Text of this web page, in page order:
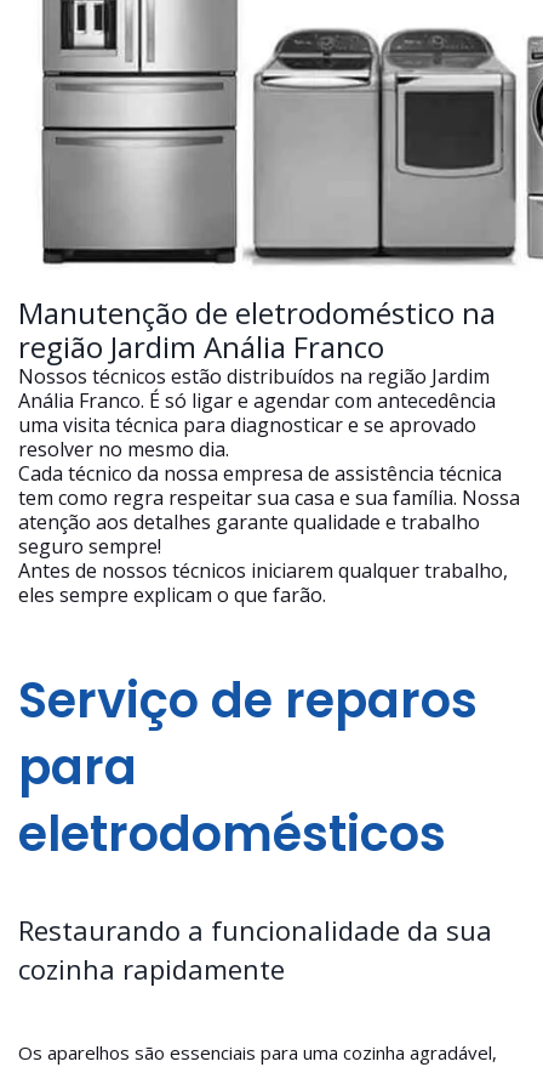
Manutenção de eletrodoméstico na
região Jardim Anália Franco
Nossos técnicos estão distribuídos na região Jardim
Anália Franco. É só ligar e agendar com antecedência
uma visita técnica para diagnosticar e se aprovado
resolver no mesmo dia.
Cada técnico da nossa empresa de assistência técnica
tem como regra respeitar sua casa e sua família. Nossa
atenção aos detalhes garante qualidade e trabalho
seguro sempre!
Antes de nossos técnicos iniciarem qualquer trabalho,
eles sempre explicam o que farão.
Serviço de reparos
para
eletrodomésticos
Restaurando a funcionalidade da sua
cozinha rapidamente
Os aparelhos são essenciais para uma cozinha agradável,